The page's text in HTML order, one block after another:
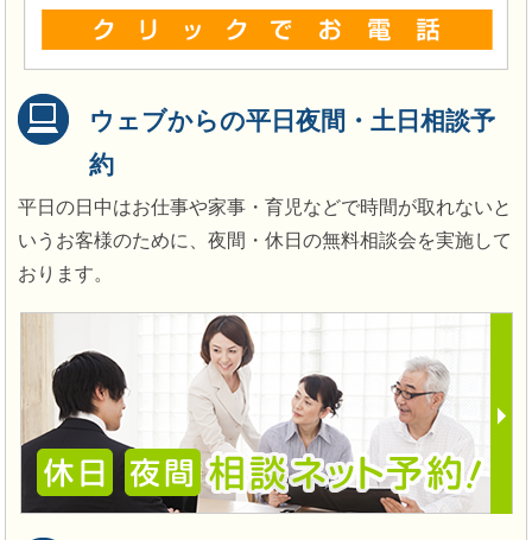
ウェブからの平日夜間・土日相談予
約
平日の日中はお仕事や家事・育児などで時間が取れないと
いうお客様のために、夜間・休日の無料相談会を実施して
おります。